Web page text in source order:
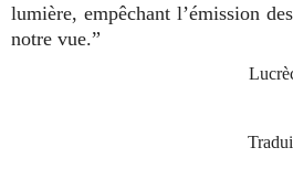
lumière, empêchant l’émission
notre vue.”